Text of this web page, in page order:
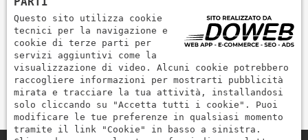
5) Paga con Carta di credito Visa, Visa Electron, Maestro,
Mastercard tramite il circuito PayPal. PayPal serve per pagare,
inviare denaro e accettare pagamenti in modo rapido,
semplice e sicuro.
Questo sito utilizza cookie
tecnici per la navigazione e
cookie di terze parti per
servizi aggiuntivi come la
visualizzazione di video. Alcuni cookie potrebbero
raccogliere informazioni per mostrarti pubblicità
mirata e tracciare la tua attività, installandosi
solo cliccando su "Accetta tutti i cookie". Puoi
modificare le tue preferenze in qualsiasi momento
tramite il link "Cookie" in basso a sinistra.